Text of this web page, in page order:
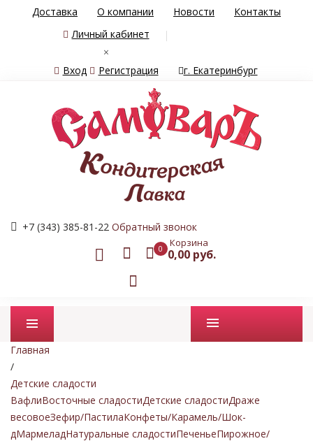
Доставка О компании Новости
Контакты
Личный кабинет
×
Вход
Регистрация г. Екатеринбург
+7 (343) 385-81-22 Обратный звонок
0 Корзина
0,00 руб.
Промо товары
Главная
/
Детские сладости
ВафлиВосточные сладостиДетские сладостиДраже
весовоеЗефир/ПастилаКонфеты/Карамель/Шок-
дМармеладНатуральные сладостиПеченьеПирожное/